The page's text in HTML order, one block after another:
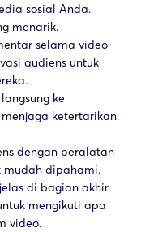
sosial Anda.
menarik.
selama video
audiens untuk
ke
ketertarikan
dengan peralatan
mudah dipahami.
di bagian akhir
mengikuti apa
video.